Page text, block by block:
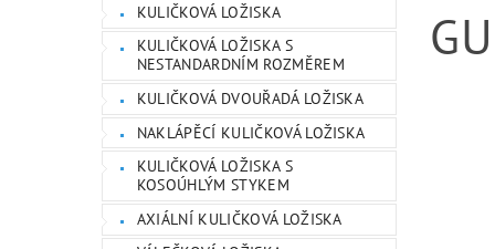
KULIČKOVÁ LOŽISKA
KULIČKOVÁ LOŽISKA S
NESTANDARDNÍM ROZMĚREM
KULIČKOVÁ DVOUŘADÁ LOŽISKA
NAKLÁPĚCÍ KULIČKOVÁ LOŽISKA
KULIČKOVÁ LOŽISKA S
KOSOÚHLÝM STYKEM
AXIÁLNÍ KULIČKOVÁ LOŽISKA